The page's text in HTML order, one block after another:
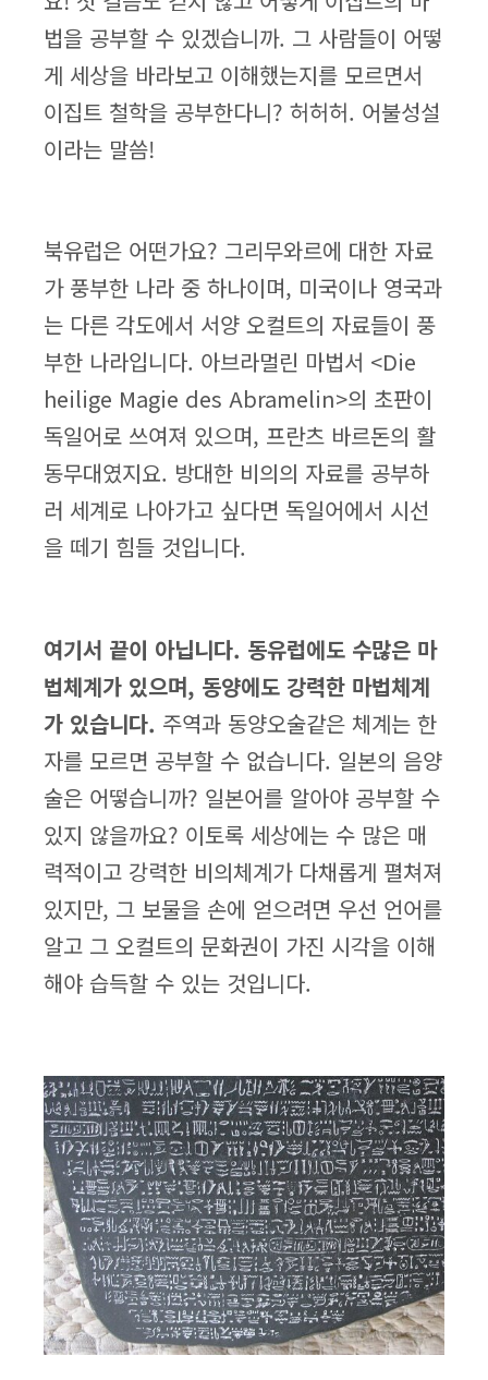
법을 공부할 수 있겠습니까. 그 사람들이 어떻
게 세상을 바라보고 이해했는지를 모르면서
이집트 철학을 공부한다니? 허허허. 어불성설
이라는 말씀!
북유럽은 어떤가요? 그리무와르에 대한 자료
가 풍부한 나라 중 하나이며, 미국이나 영국과
는 다른 각도에서 서양 오컬트의 자료들이 풍
부한 나라입니다. 아브라멀린 마법서 <Die
heilige Magie des Abramelin>의 초판이
독일어로 쓰여져 있으며, 프란츠 바르돈의 활
동무대였지요. 방대한 비의의 자료를 공부하
러 세계로 나아가고 싶다면 독일어에서 시선
을 떼기 힘들 것입니다.
여기서 끝이 아닙니다. 동유럽에도 수많은 마
법체계가 있으며, 동양에도 강력한 마법체계
가 있습니다. 주역과 동양오술같은 체계는 한
자를 모르면 공부할 수 없습니다. 일본의 음양
술은 어떻습니까? 일본어를 알아야 공부할 수
있지 않을까요? 이토록 세상에는 수 많은 매
력적이고 강력한 비의체계가 다채롭게 펼쳐져
있지만, 그 보물을 손에 얻으려면 우선 언어를
알고 그 오컬트의 문화권이 가진 시각을 이해
해야 습득할 수 있는 것입니다.